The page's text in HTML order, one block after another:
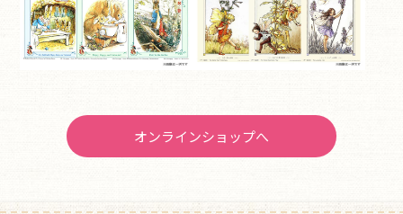
オンラインショップへ